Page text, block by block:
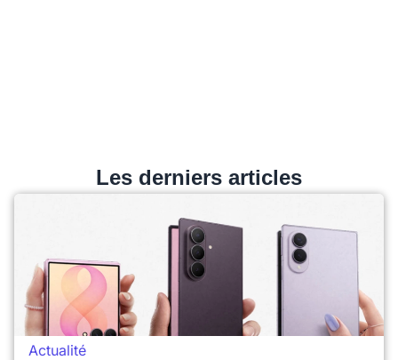
Les derniers articles
Actualité